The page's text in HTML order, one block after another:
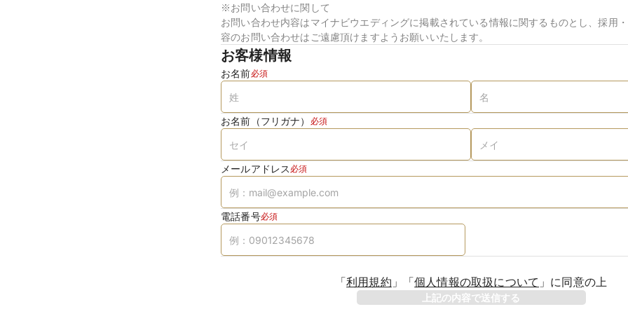
※お問い合わせに関して
お問い合わせ内容はマイナビウエディングに掲載されている情報に関するものとし、採用
容のお問い合わせはご遠慮頂けますようお願いいたします。
お客様情報
お名前必須
お名前（フリガナ） 必須
メールアドレス 必須
電話番号必須
「利用規約 」 「個人情報の取扱について 」 に同意の上
上記の内容で送信する